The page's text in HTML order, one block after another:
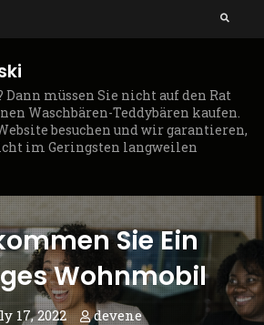
Search
müssen Sie nicht auf den Rat
Waschbären-Teddybären kaufen.
besuchen und wir garantieren,
im Geringsten langweilen
Sie Ein
Wohnmobil
17, 2022 devene